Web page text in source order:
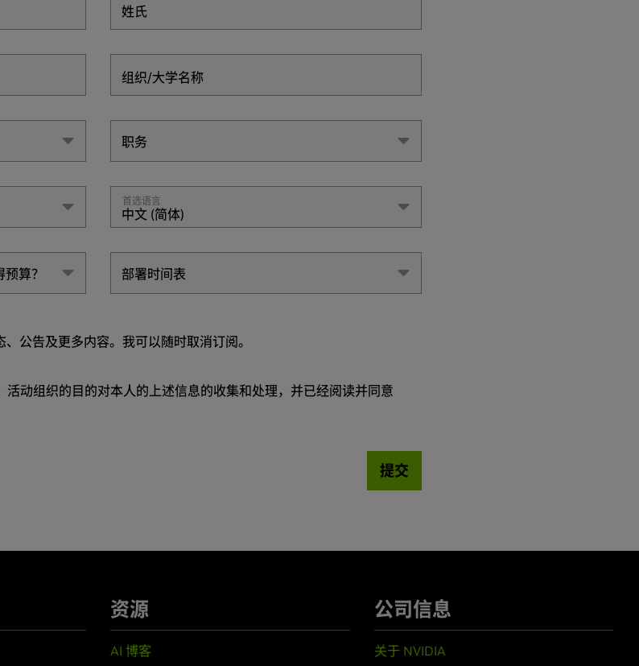
姓氏
组织/大学名称
职务
职务
首选语言
中文 (简体)
算？
算？ 部署时间表
部署时间表
公告及更多内容。我可以随时取消订阅。
活动组织的目的对本人的上述信息的收集和处理，并已经阅读并同意
提交
资源
AI 博客
公司信息
关于 NVIDIA